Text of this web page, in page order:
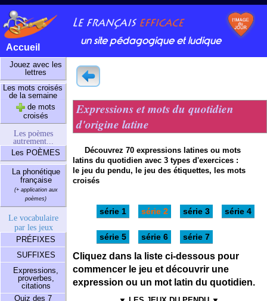
un site pédagogique et ludique
Accueil
Jouez avec les
lettres
Les mots croisés
de la semaine
de mots
croisés
Les poèmes
autrement...
Les POÈMES
La phonétique
française
(+ application aux
poèmes)
Le vocabulaire
par les jeux
PRÉFIXES
SUFFIXES
Expressions,
proverbes,
citations
Quiz des 7
Expressions et mots du quotidien
d'origine latine
Découvrez 70 expressions latines ou mots
latins du quotidien avec 3 types d'exercices :
le jeu du pendu, le jeu des étiquettes, les mots
croisés
série 1 série 2 série 3 série 4
série 5 série 6 série 7
Cliquez dans la liste ci-dessous pour
commencer le jeu et découvrir une
expression ou un mot latin du quotidien.